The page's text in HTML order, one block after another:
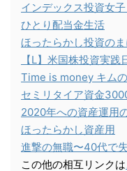
インデックス投資女
ひとり配当金生活
ほったらかし投資の
【L】米国株投資実践
Time is money キム
セミリタイア資金
2020年への資産運用
ほったらかし資産用
進撃の無職〜40代で
この他の相互リンクは